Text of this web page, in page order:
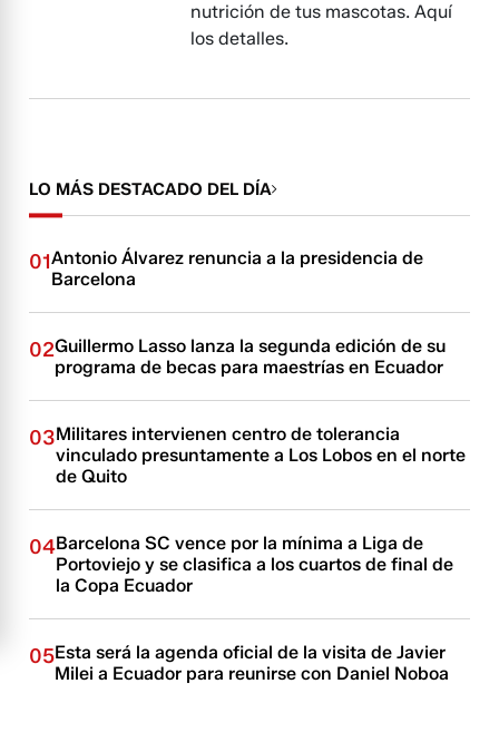
nutrición de tus mascotas. Aquí
los detalles.
LO MÁS DESTACADO DEL DÍA
01Antonio Álvarez renuncia a la presidencia de
Barcelona
02Guillermo Lasso lanza la segunda edición de su
programa de becas para maestrías en Ecuador
03Militares intervienen centro de tolerancia
vinculado presuntamente a Los Lobos en el norte
de Quito
04Barcelona SC vence por la mínima a Liga de
Portoviejo y se clasifica a los cuartos de final de
la Copa Ecuador
05Esta será la agenda oficial de la visita de Javier
Milei a Ecuador para reunirse con Daniel Noboa